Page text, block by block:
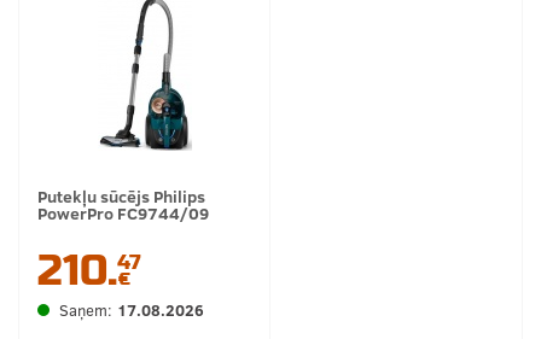
Putekļu sūcējs Philips
PowerPro FC9744/09
210.47
€
Saņem: 17.08.2026